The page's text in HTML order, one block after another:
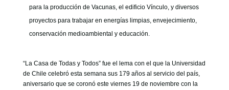
para la producción de Vacunas, el edificio Vínculo, y diversos
proyectos para trabajar en energías limpias, envejecimiento,
conservación medioambiental y educación.
“La Casa de Todas y Todos” fue el lema con el que la Universidad
de Chile celebró esta semana sus 179 años al servicio del país,
aniversario que se coronó este viernes 19 de noviembre con la